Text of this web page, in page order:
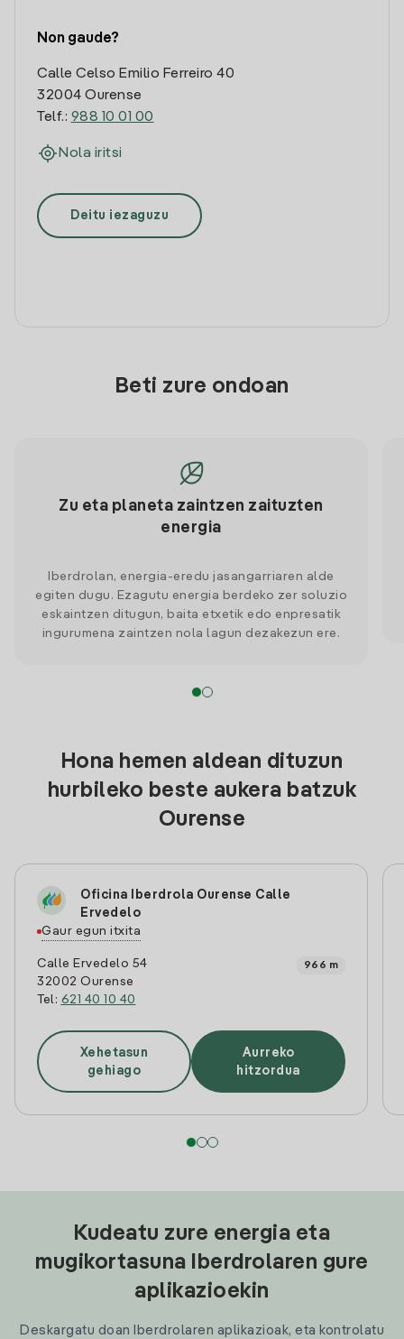
Non gaude?
Calle Celso Emilio Ferreiro 40
32004 Ourense
Telf.: 988 10 01 00
Nola iritsi
Deitu iezaguzu
Beti zure ondoan
Zu eta planeta zaintzen zaituzten
energia
Iberdrolan, energia-eredu jasangarriaren alde
egiten dugu. Ezagutu energia berdeko zer soluzio
eskaintzen ditugun, baita etxetik edo enpresatik
ingurumena zaintzen nola lagun dezakezun ere.
Hona hemen aldean dituzun
hurbileko beste aukera batzuk
Ourense
Oficina Iberdrola Ourense Calle
Ervedelo
Gaur egun itxita
Calle Ervedelo 54
32002 Ourense
Tel: 621 40 10 40
966 m
Xehetasun
gehiago
Aurreko
hitzordua
Kudeatu zure energia eta
mugikortasuna Iberdrolaren gure
aplikazioekin
Deskargatu doan Iberdrolaren aplikazioak, eta kontrolatu